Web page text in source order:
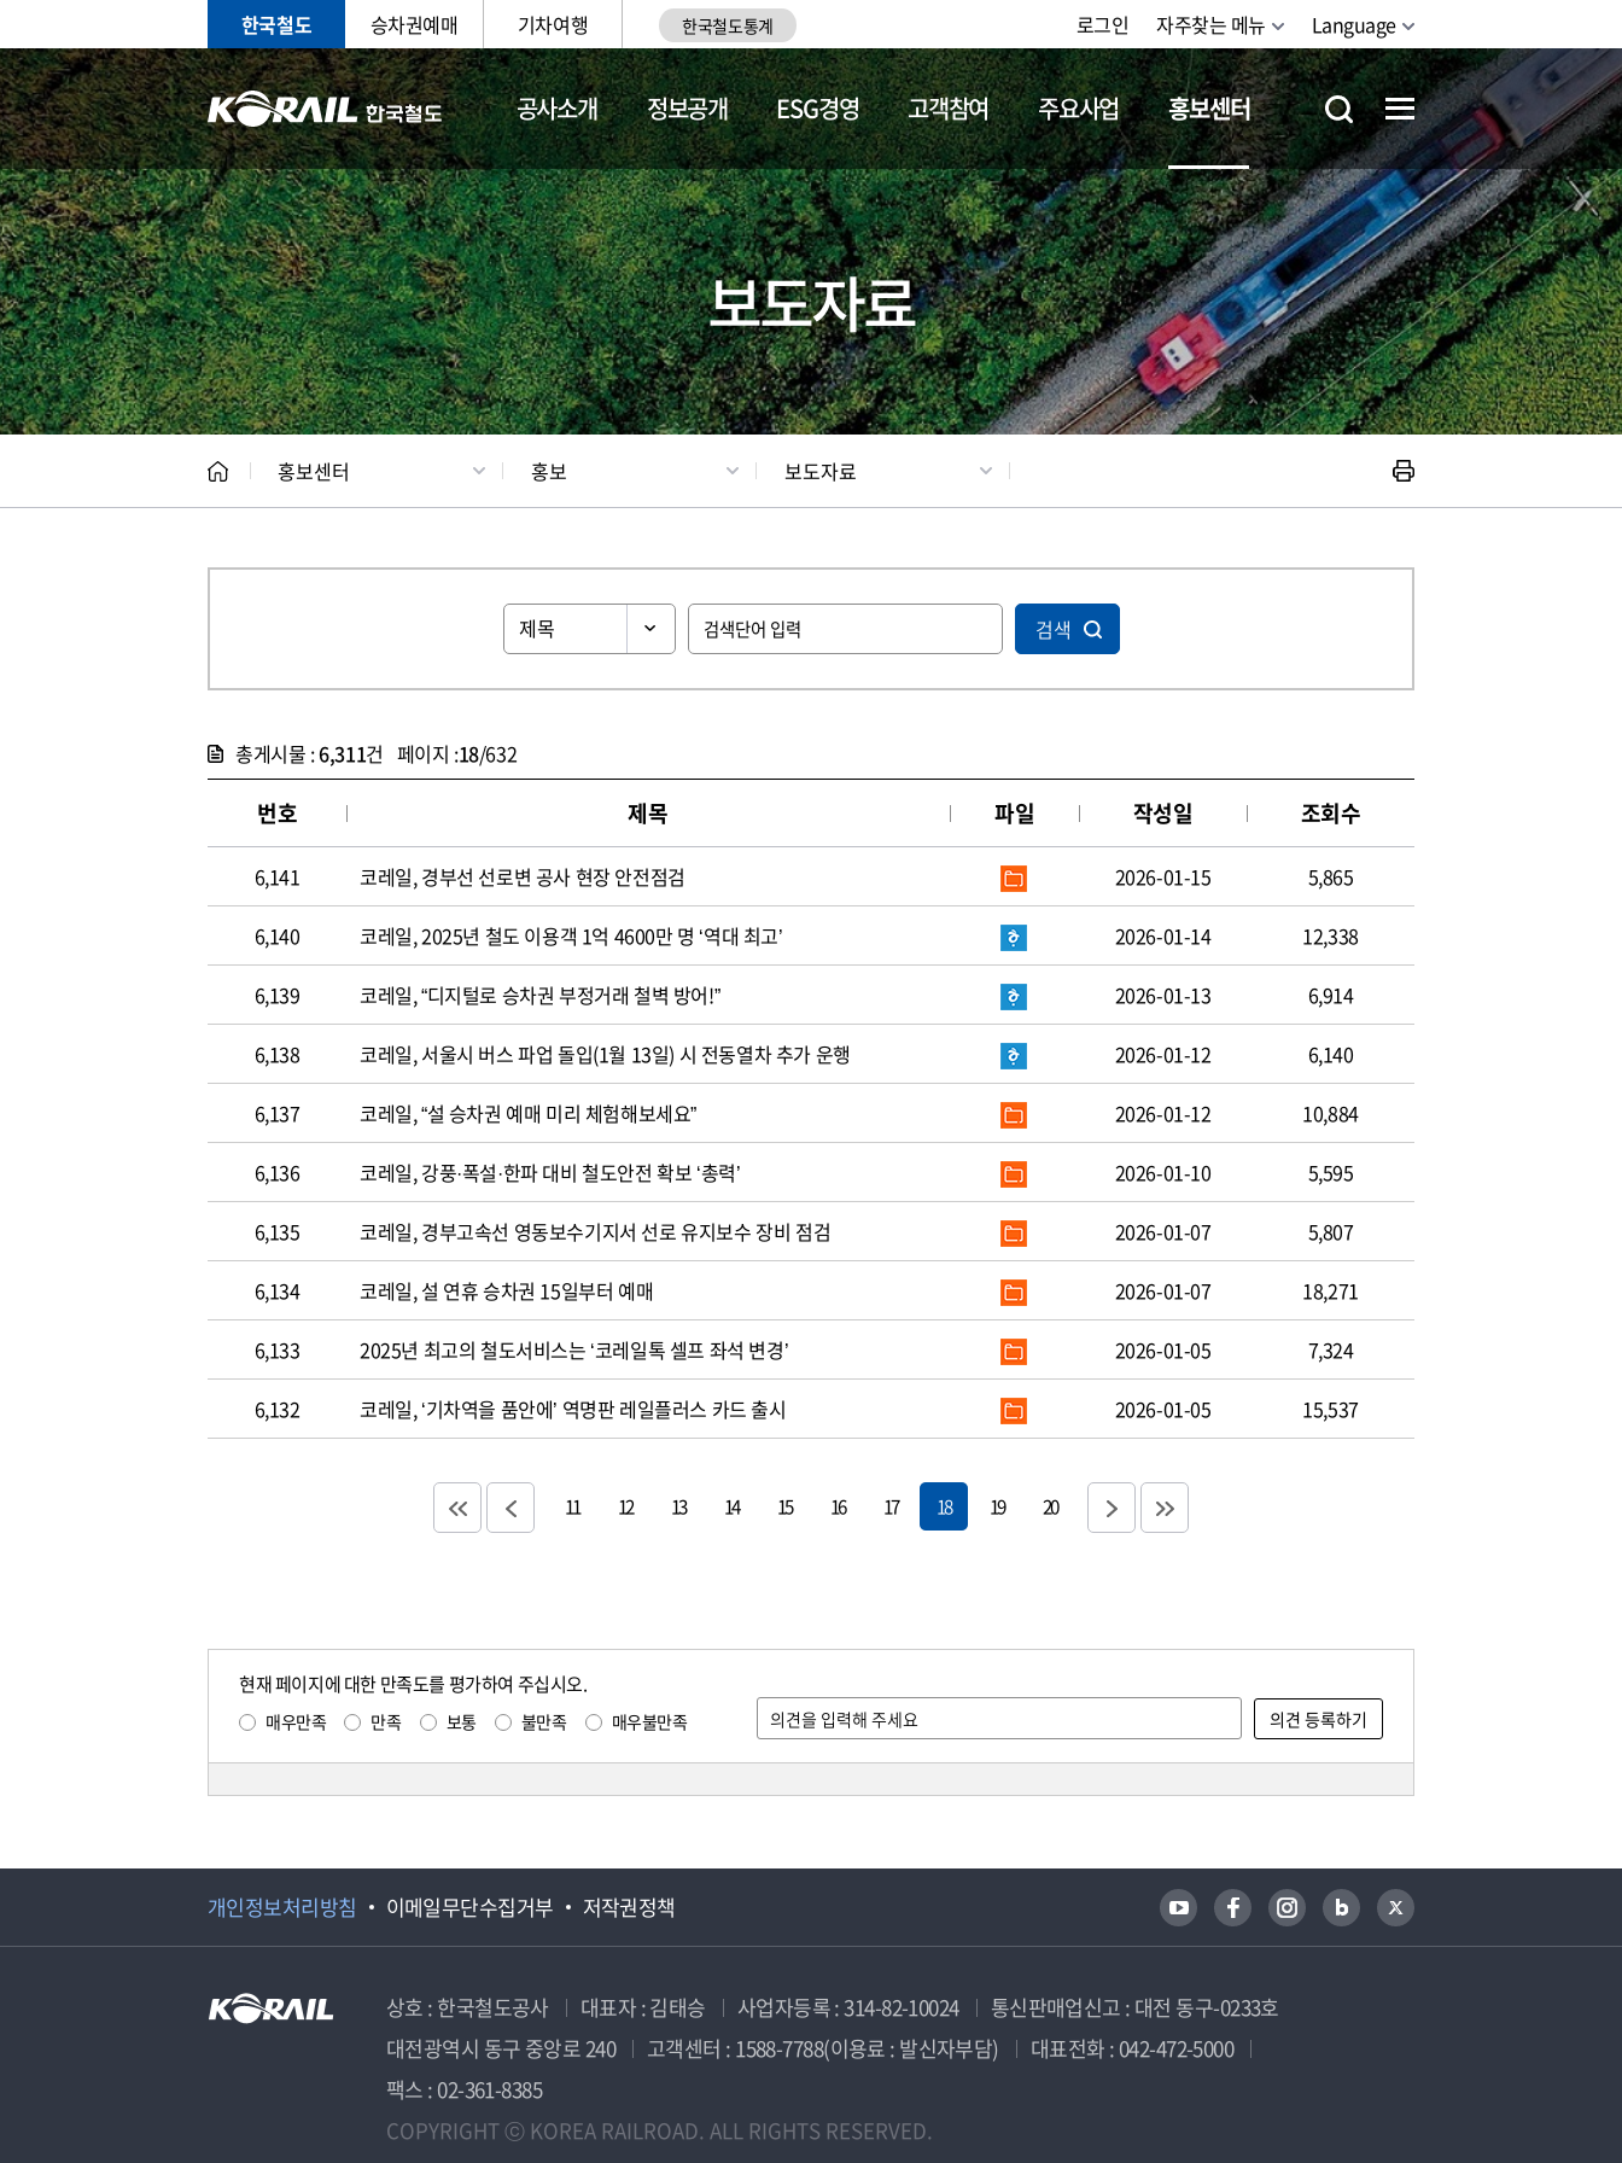
한국철도 승차권예매 기차여행 한국철도통계 로그인 자주찾는 메뉴 Language
공사소개 정보공개 ESG경영 고객참여 주요사업 홍보센터
홍보 문화사업 갤러리 기차소개 철도체험
보도자료
홍보센터 홍보 보도자료
검색
총게시물 :6,311건 페이지 :18/632
번호 제목 파일 작성일 조회수
6,141 코레일, 경부선 선로변 공사 현장 안전점검 2026-01-15 5,865
6,140 코레일, 2025년 철도 이용객 1억 4600만 명 ‘역대 최고’ 2026-01-14 12,338
6,139 코레일, “디지털로 승차권 부정거래 철벽 방어!” 2026-01-13 6,914
6,138 코레일, 서울시 버스 파업 돌입(1월 13일) 시 전동열차 추가 운행 2026-01-12 6,140
6,137 코레일, “설 승차권 예매 미리 체험해보세요” 2026-01-12 10,884
6,136 코레일, 강풍·폭설·한파 대비 철도안전 확보 ‘총력’ 2026-01-10 5,595
6,135 코레일, 경부고속선 영동보수기지서 선로 유지보수 장비 점검 2026-01-07 5,807
6,134 코레일, 설 연휴 승차권 15일부터 예매 2026-01-07 18,271
6,133 2025년 최고의 철도서비스는 ‘코레일톡 셀프 좌석 변경’ 2026-01-05 7,324
6,132 코레일, ‘기차역을 품안에’ 역명판 레일플러스 카드 출시 2026-01-05 15,537
11 12 13 14 15 16 17 18 19 20
현재 페이지에 대한 만족도를 평가하여 주십시오.
매우만족 만족 보통 불만족 매우불만족
개인정보처리방침 이메일무단수집거부 저작권정책
상호 : 한국철도공사 대표자 : 김태승 사업자등록 : 314-82-10024
통신판매업신고 : 대전 동구-0233호
대전광역시 동구 중앙로 240
고객센터 : 1588-7788(이용료 : 발신자부담)
대표전화 : 042-472-5000
팩스 : 02-361-8385
COPYRIGHT ⓒ KOREA RAILROAD. ALL RIGHTS RESERVED.